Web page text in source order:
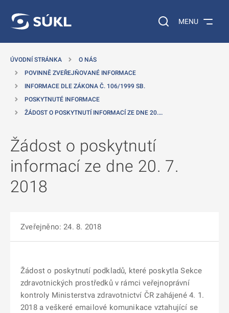
Vyhledávání na
MENU
ÚVODNÍ STRÁNKA
O NÁS
POVINNĚ ZVEŘEJŇOVANÉ INFORMACE
INFORMACE DLE ZÁKONA Č. 106/1999 SB.
POSKYTNUTÉ INFORMACE
ŽÁDOST O POSKYTNUTÍ INFORMACÍ ZE DNE 20.…
Žádost o poskytnutí
informací ze dne 20. 7.
2018
Zveřejněno: 24. 8. 2018
Žádost o poskytnutí podkladů, které poskytla Sekce
zdravotnických prostředků v rámci veřejnoprávní
kontroly Ministerstva zdravotnictví ČR zahájené 4. 1.
2018 a veškeré emailové komunikace vztahující se